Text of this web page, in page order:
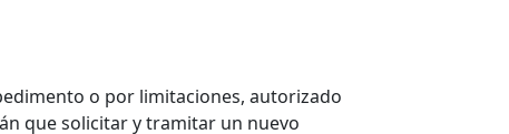
o por limitaciones, autorizado
que solicitar y tramitar un nuevo